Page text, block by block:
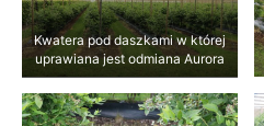
Kwatera pod daszkami w której
uprawiana jest odmiana Aurora